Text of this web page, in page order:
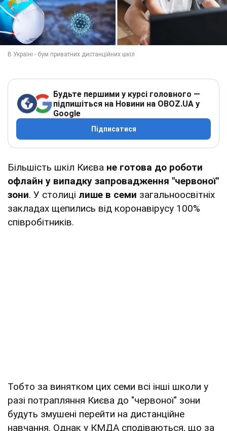
Будьте першими у курсі головного —
підпишіться на Новини на OBOZ.UA у
Google
Підписатися
Більшість шкіл Києва не готова до роботи
офлайн у випадку запровадження "червоної"
зони. У столиці лише в семи загальноосвітніх
закладах щепились від коронавірусу 100%
співробітників.
Тобто за винятком цих семи всі інші школи у
разі потрапляння Києва до "червоної" зони
будуть змушені перейти на дистанційне
навчання. Однак у КМДА сподіваються, що за